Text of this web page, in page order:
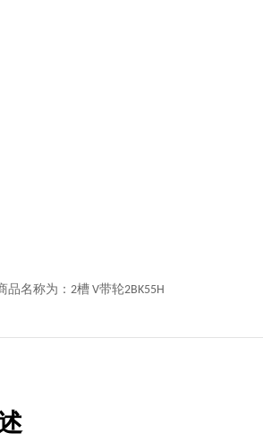
品名称为：2槽 V带轮2BK55H